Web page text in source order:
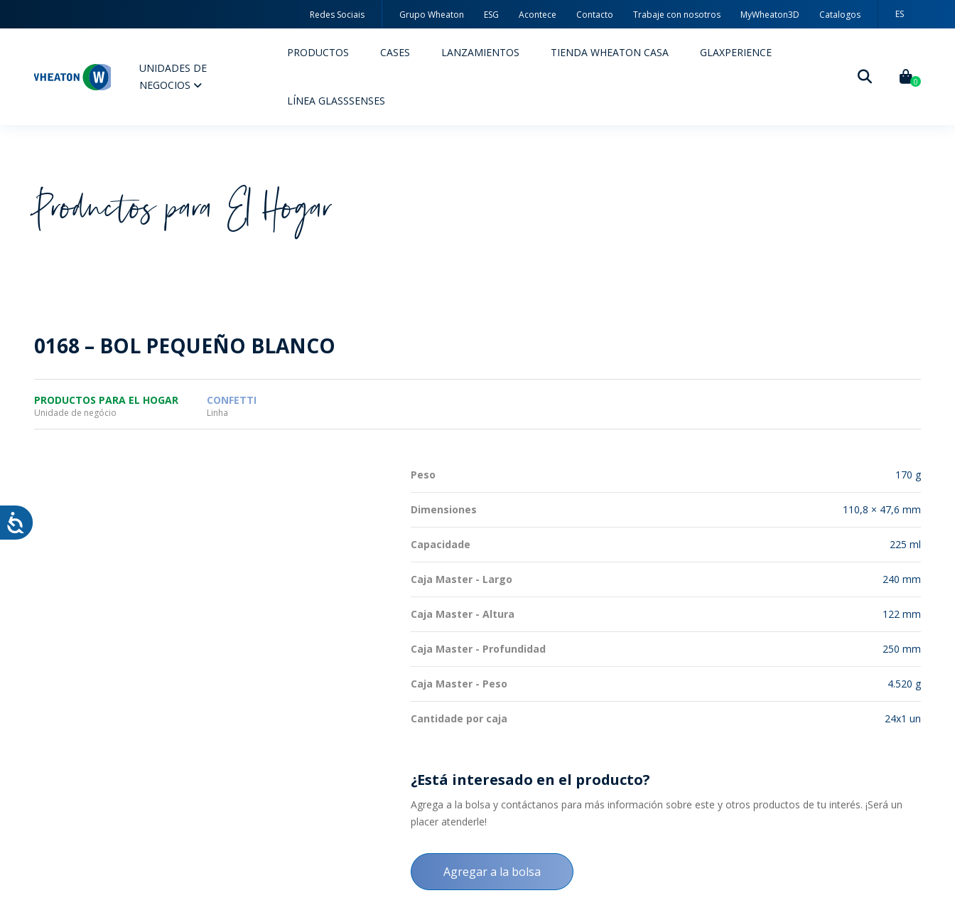
Redes Sociais Grupo Wheaton ESG Acontece Contacto Trabaje con nosotros MyWheaton3D Catalogos
ES
Wheaton
UNIDADES DE
NEGOCIOS
MYWHEATON3D
FARMACÊUTICOS
PRODUCTOS EXCLUSIVOS
PRODUCTOS CASES LANZAMIENTOS TIENDA WHEATON CASA GLAXPERIENCE
LÍNEA GLASSSENSES
0
Productos para El Hogar
0168 – BOL PEQUEÑO BLANCO
PRODUCTOS PARA EL HOGAR
Unidade de negócio
CONFETTI
Linha
Peso 170 g
Dimensiones 110,8 × 47,6 mm
Capacidade 225 ml
Caja Master - Largo 240 mm
Caja Master - Altura 122 mm
Caja Master - Profundidad 250 mm
Caja Master - Peso 4.520 g
Cantidade por caja 24x1 un
¿Está interesado en el producto?
Agrega a la bolsa y contáctanos para más información sobre este y otros productos de tu interés. ¡Será un
placer atenderle!
Agregar a la bolsa